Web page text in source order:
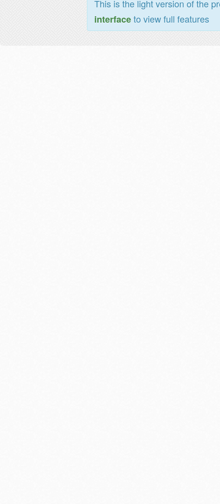
This is the light version of the
interfaceto view full features